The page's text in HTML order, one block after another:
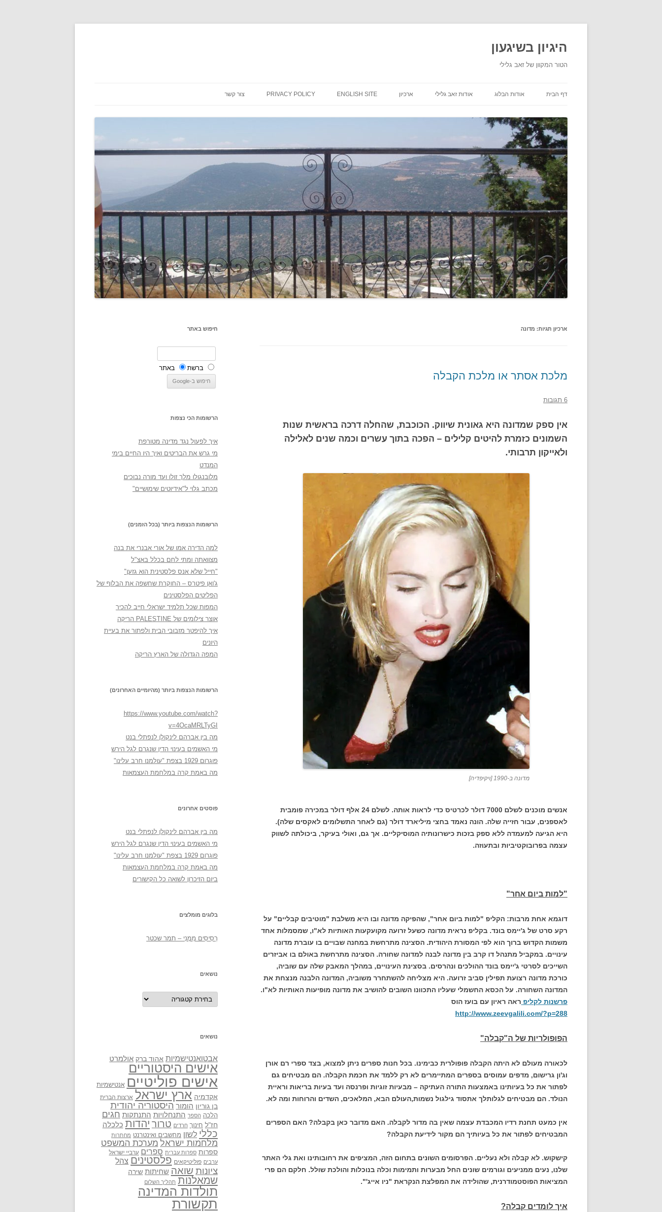
היגיון בשיגעון
הטור המקוון של זאב גלילי
דף הבית אודות הבלוג אודות זאב גלילי ארכיון ENGLISH SITE
PRIVACY POLICY צור קשר
ארכיון תגיות: מדונה
מלכת אסתר או מלכת הקבלה
6 תגובות
אין ספק שמדונה היא גאונית שיווק. הכוכבת, שהחלה דרכה בראשית שנות
השמונים כזמרת להיטים קלילים – הפכה בתוך עשרים וכמה שנים לאלילה
ולאייקון תרבותי.
מדונה ב-1990 [ויקיפדיה]
אנשים מוכנים לשלם 7000 דולר לכרטיס כדי לראות אותה. לשלם 24 אלף דולר במכירה פומבית
לאספנים, עבור חזייה שלה. הונה נאמד בחצי מיליארד דולר (גם לאחר התשלומים לאקסים שלה).
היא הגיעה למעמדה ללא ספק בזכות כישרונותיה המוסיקליים. אך גם, ואולי בעיקר, ביכולתה לשווק
עצמה בפרובוקטיביות ובתעוזה.
"למות ביום אחר"
דוגמא אחת מרבות: הקליפ "למות ביום אחר", שהפיקה מדונה ובו היא משלבת "מוטיבים קבליים" על
רקע סרט של ג'יימס בונד. בקליפ נראית מדונה כשעל זרועה מקועקעות האותיות לא"ו, שמסמלות אחד
משמות הקדוש ברוך הוא לפי המסורת היהודית. הסצינה מתרחשת במחנה שבויים בו עוברת מדונה
עינויים. במקביל מתנהל דו קרב בין מדונה לבנה למדונה שחורה. הסצינה מתרחשת באולם בו אביזרים
השייכים לסרטי ג'יימס בונד ההולכים ונהרסים. בסצינת העינויים, במהלך המאבק שלה עם שוביה,
כורכת מדונה רצועת תפילין סביב זרועה. היא מצליחה להשתחרר משוביה, המדונה הלבנה מנצחת את
המדונה השחורה. על הכסא החשמלי שעליו התכוונו השובים להושיב את מדונה מופיעות האותיות לא"ו.
פרשנות לקליפ ראה ראיון עם בועז הוס
http://www.zeevgalili.com/?p=288
הפופולריות של ה"קבלה"
לכאורה מעולם לא היתה הקבלה פופולרית כבימינו. בכל חנות ספרים ניתן למצוא, בצד ספרי רם אורן
וג'ון גרישום, מדפים עמוסים בספרים המתיימרים לא רק ללמד את חכמת הקבלה. הם מבטיחים גם
לפתור את כל בעיותינו באמצעות התורה העתיקה – מבעיות זוגיות ופרנסה ועד בעיות בריאות וראיית
הנולד. הם מבטיחים לגלותלך אתסוד גילגול נשמות,העולם הבא, המלאכים, השדים והרוחות ומה לא.
אין כמעט תחנת רדיו המכבדת עצמה שאין בה מדור לקבלה. האם מדובר כאן בקבלה? האם הספרים
המבטיחים לפתור את כל בעיותיך הם מקור לידיעת הקבלה?
קישקוש. לא קבלה ולא נעליים. הפרסומים השונים בתחום הזה, המציפים את רחובותינו ואת גלי האתר
שלנו, נעים ממניעים וגורמים שונים החל מבערות ותמימות וכלה בנוכלות והולכת שולל. חלקם הם פרי
המציאות הפוסטמודרנית, שהולידה את המפלצת הנקראת "ניו אייג'".
איך לומדים קבלה?
חיפוש באתר
ברשת באתר
הרשומות הכי נצפות
איך לפעול נגד מדינה מטורפת
מי גרש את הבריטים ואיך היו החיים בימי
המנדט
מלובנגולו מלך זולו ועד מורה נבוכים
מכתב גלוי ל"אידיוטים שימושיים"
הרשומות הנצפות ביותר (בכל הזמנים)
למה הדירה אמו של אורי אבנרי את בנה
מצוואתה ומתי לחם בכלל באצ"ל
"חייל שלא אנס פלסטינית הוא גזען"
ג'ואן פיטרס – החוקרת שחשפה את הבלוף של
הפליטים הפלסטינים
המפות שכל תלמיד ישראלי חייב להכיר
אוצר צילומים של PALESTINE הריקה
איך להיפטר מזבובי הבית ולפתור את בעיית
היונים
המפה הגדולה של הארץ הריקה
הרשומות הנצפות ביותר (מהיומיים האחרונים)
https://www.youtube.com/watch?
v=4OcaMRLTyGI
מה בין אברהם לינקולן לנפתלי בנט
מי האשמים בעינוי הדין שנגרם לגל הירש
פוגרום 1929 בצפת "עולמנו חרב עלינו"
מה באמת קרה במלחמת העצמאות
פוסטים אחרונים
מה בין אברהם לינקולן לנפתלי בנט
מי האשמים בעינוי הדין שנגרם לגל הירש
פוגרום 1929 בצפת "עולמנו חרב עלינו"
מה באמת קרה במלחמת העצמאות
ביום הזיכרון לשואה כל הקישורים
בלוגים מומלצים
רְסִיסִים מִמֶנִי – תמר שכטר
נושאים
נושאים
נושאים
אבטואנטישמיות אהוד ברק אולמרט
אישים היסטוריים
אישים פוליטיים אנטישמיות
אקדמיה ארץ ישראל ארצות הברית
בן גוריון הומור היסטוריה יהודית
הלכה הספר התנחלויות התנתקות חגים
חז"ל חינוך חרדים טרור יהדות כלכלה
כללי לשון מחשבים ואינטרנט מחתרות
מלחמות ישראל מערכת המשפט
ספרות ספרות עברית ספרים ערביי ישראל
ערבים פוליטיקאים פלסטינים צהל
ציונות שואה שחיתות שירה
שמאלנות תהליך השלום
תולדות המדינה
תקשורת